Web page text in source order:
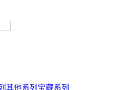
其他系列 宝藏系列